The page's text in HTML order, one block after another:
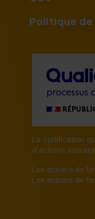
Politique
La certification
d'actions
Les actions de
Les actions de